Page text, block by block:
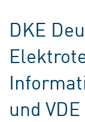
DKE
und VDE